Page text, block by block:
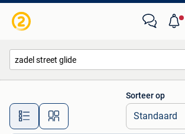
Alle afstanden…
Sorteer op